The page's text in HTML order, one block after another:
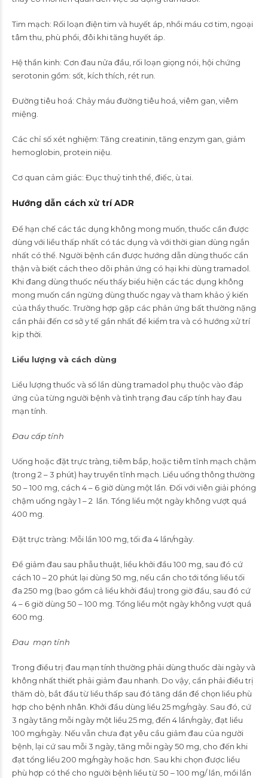
Tim mạch: Rối loạn điện tim và huyết áp, nhồi máu cơ tim, ngoại
tâm thu, phù phổi, đôi khi tăng huyết áp.
Hệ thần kinh: Cơn đau nửa đầu, rối loạn giọng nói, hội chứng
serotonin gồm: sốt, kích thích, rét run.
Đường tiêu hoá: Chảy máu đường tiêu hoá, viêm gan, viêm
miệng.
Các chỉ số xét nghiệm: Tăng creatinin, tăng enzym gan, giảm
hemoglobin, protein niệu.
Cơ quan cảm giác: Đục thuỷ tinh thể, điếc, ù tai.
Hướng dẫn cách xử trí ADR
Để hạn chế các tác dụng không mong muốn, thuốc cần được
dùng với liều thấp nhất có tác dụng và với thời gian dùng ngắn
nhất có thể. Người bệnh cần được hướng dẫn dùng thuốc cẩn
thận và biết cách theo dõi phản ứng có hại khi dùng tramadol.
Khi đang dùng thuốc nếu thấy biểu hiện các tác dụng không
mong muốn cần ngừng dùng thuốc ngay và tham khảo ý kiến
của thầy thuốc. Trường hợp gặp các phản ứng bất thường nặng
cần phải đến cơ sở y tế gần nhất để kiểm tra và có hướng xử trí
kịp thời.
Liều lượng và cách dùng
Liều lượng thuốc và số lần dùng tramadol phụ thuộc vào đáp
ứng của từng người bệnh và tình trạng đau cấp tính hay đau
mạn tính.
Đau cấp tính
Uống hoặc đặt trực tràng, tiêm bắp, hoặc tiêm tĩnh mạch chậm
(trong 2 – 3 phút) hay truyền tĩnh mạch. Liều uống thông thường
50 – 100 mg, cách 4 – 6 giờ dùng một lần. Đối với viên giải phóng
chậm uống ngày 1 – 2 lần. Tổng liều một ngày không vượt quá
400 mg.
Đặt trực tràng: Mỗi lần 100 mg, tối đa 4 lần/ngày.
Để giảm đau sau phẫu thuật, liều khởi đầu 100 mg, sau đó cứ
cách 10 – 20 phút lại dùng 50 mg, nếu cần cho tới tổng liều tối
đa 250 mg (bao gồm cả liều khởi đầu) trong giờ đầu, sau đó cứ
4 – 6 giờ dùng 50 – 100 mg. Tổng liều một ngày không vượt quá
600 mg.
Đau mạn tính
Trong điều trị đau mạn tính thường phải dùng thuốc dài ngày và
không nhất thiết phải giảm đau nhanh. Do vậy, cần phải điều trị
thăm dò, bắt đầu từ liều thấp sau đó tăng dần để chọn liều phù
hợp cho bệnh nhân. Khởi đầu dùng liều 25 mg/ngày. Sau đó, cứ
3 ngày tăng mỗi ngày một liều 25 mg, đến 4 lần/ngày, đạt liều
100 mg/ngày. Nếu vẫn chưa đạt yêu cầu giảm đau của người
bệnh, lại cứ sau mỗi 3 ngày, tăng mỗi ngày 50 mg, cho đến khi
đạt tổng liều 200 mg/ngày hoặc hơn. Sau khi chọn được liều
phù hợp có thể cho người bệnh liều từ 50 – 100 mg/ lần, mồi lần